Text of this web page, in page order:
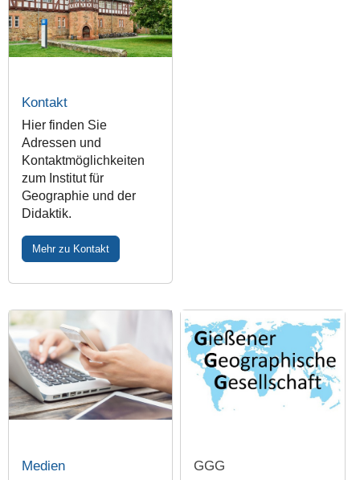
Kontakt
Hier finden Sie
Adressen und
Kontaktmöglichkeiten
zum Institut für
Geographie und der
Didaktik.
Mehr zu Kontakt
Medien GGG